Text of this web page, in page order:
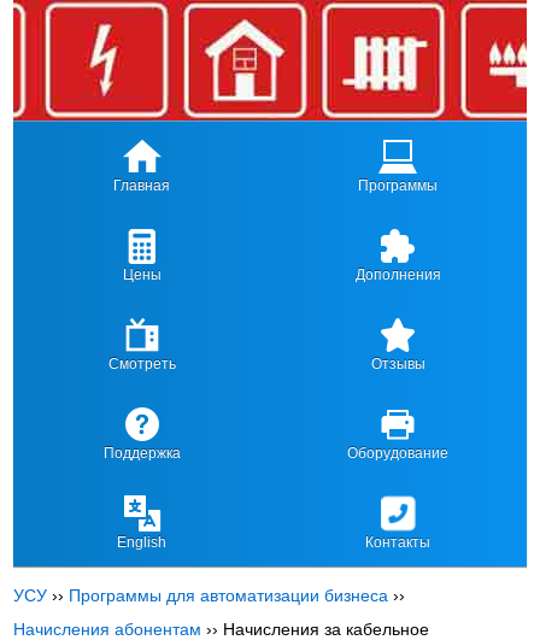
Главная Программы
Цены Дополнения
Смотреть Отзывы
Поддержка Оборудование
English Контакты
УСУ ›› Программы для автоматизации бизнеса ››
Начисления абонентам ›› Начисления за кабельное